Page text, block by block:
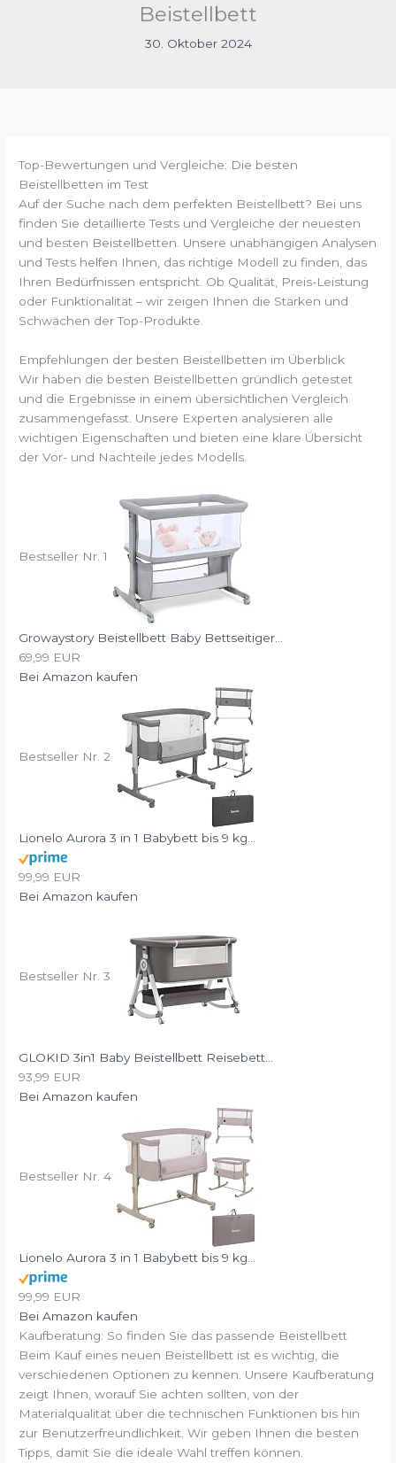
Beistellbett
30. Oktober 2024
Top-Bewertungen und Vergleiche: Die besten
Beistellbetten im Test
Auf der Suche nach dem perfekten Beistellbett? Bei uns
finden Sie detaillierte Tests und Vergleiche der neuesten
und besten Beistellbetten. Unsere unabhängigen Analysen
und Tests helfen Ihnen, das richtige Modell zu finden, das
Ihren Bedürfnissen entspricht. Ob Qualität, Preis-Leistung
oder Funktionalität – wir zeigen Ihnen die Stärken und
Schwächen der Top-Produkte.
Empfehlungen der besten Beistellbetten im Überblick
Wir haben die besten Beistellbetten gründlich getestet
und die Ergebnisse in einem übersichtlichen Vergleich
zusammengefasst. Unsere Experten analysieren alle
wichtigen Eigenschaften und bieten eine klare Übersicht
der Vor- und Nachteile jedes Modells.
Bestseller Nr. 1
Growaystory Beistellbett Baby Bettseitiger...
69,99 EUR
Bei Amazon kaufen
Bestseller Nr. 2
Lionelo Aurora 3 in 1 Babybett bis 9 kg...
99,99 EUR
Bei Amazon kaufen
Bestseller Nr. 3
GLOKID 3in1 Baby Beistellbett Reisebett...
93,99 EUR
Bei Amazon kaufen
Bestseller Nr. 4
Lionelo Aurora 3 in 1 Babybett bis 9 kg...
99,99 EUR
Bei Amazon kaufen
Kaufberatung: So finden Sie das passende Beistellbett
Beim Kauf eines neuen Beistellbett ist es wichtig, die
verschiedenen Optionen zu kennen. Unsere Kaufberatung
zeigt Ihnen, worauf Sie achten sollten, von der
Materialqualität über die technischen Funktionen bis hin
zur Benutzerfreundlichkeit. Wir geben Ihnen die besten
Tipps, damit Sie die ideale Wahl treffen können.